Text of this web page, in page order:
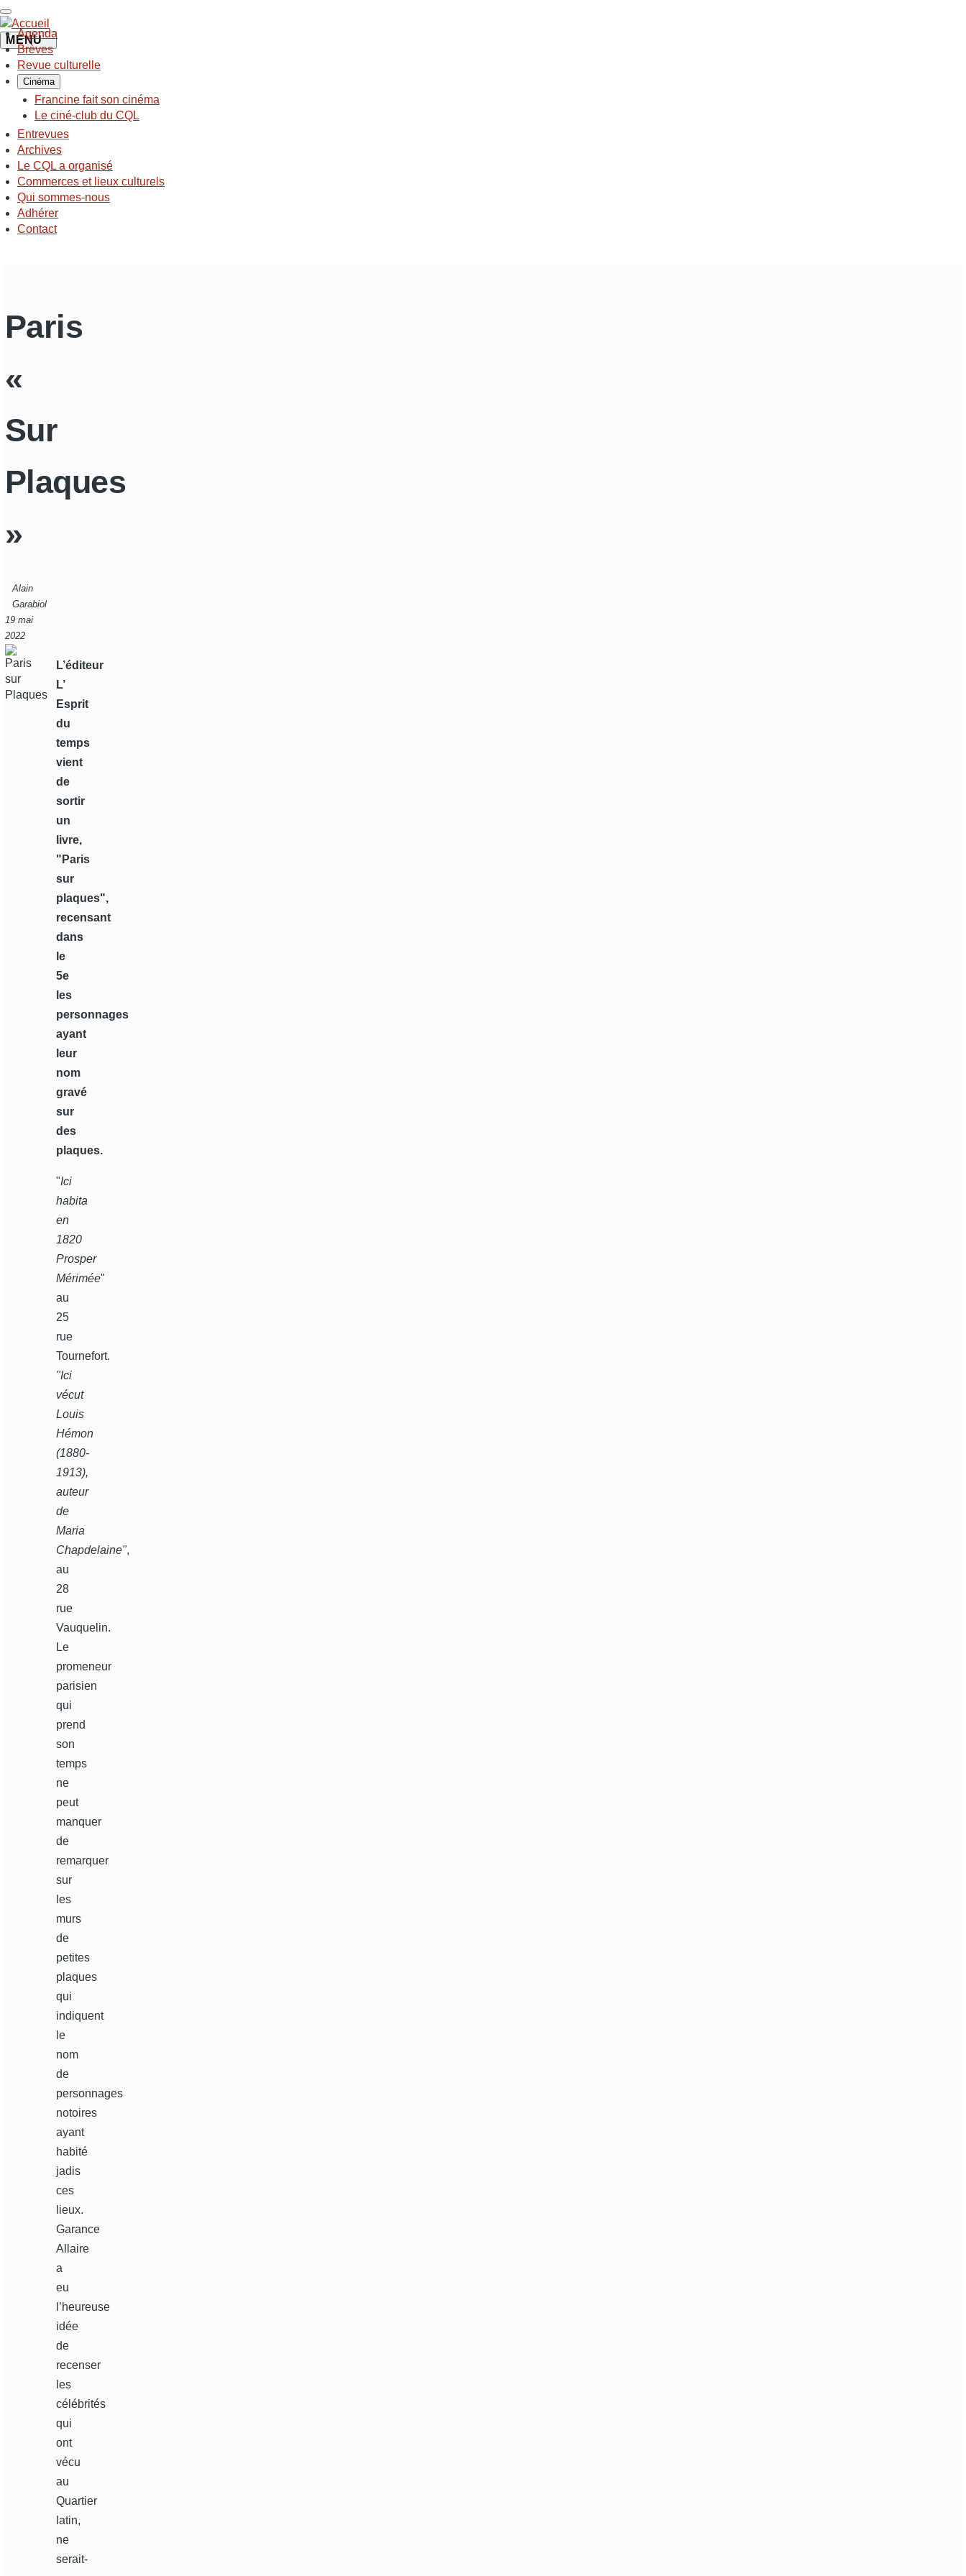
Aller
au
contenu
principal
MENU
NAVIGATION
PRINCIPALE
Agenda
Brèves
Revue culturelle
Cinéma
Francine fait son cinéma
Le ciné-club du CQL
Entrevues
Archives
Le CQL a organisé
Commerces et lieux culturels
Qui sommes-nous
Adhérer
Contact
Paris
«
Sur
Plaques
»
Alain
Garabiol
19 mai
2022
L’éditeur
L’
Esprit
du
temps
vient
de
sortir
un
livre,
"Paris
sur
plaques",
recensant
dans
le
5e
les
personnages
ayant
leur
nom
gravé
sur
des
plaques.
"Ici
habita
en
1820
Prosper
Mérimée"
au
25
rue
Tournefort.
"Ici
vécut
Louis
Hémon
(1880-
1913),
auteur
de
Maria
Chapdelaine",
au
28
rue
Vauquelin.
Le
promeneur
parisien
qui
prend
son
temps
ne
peut
manquer
de
remarquer
sur
les
murs
de
petites
plaques
qui
indiquent
le
nom
de
personnages
notoires
ayant
habité
jadis
ces
lieux.
Garance
Allaire
a
eu
l’heureuse
idée
de
recenser
les
célébrités
qui
ont
vécu
au
Quartier
latin,
ne
serait-